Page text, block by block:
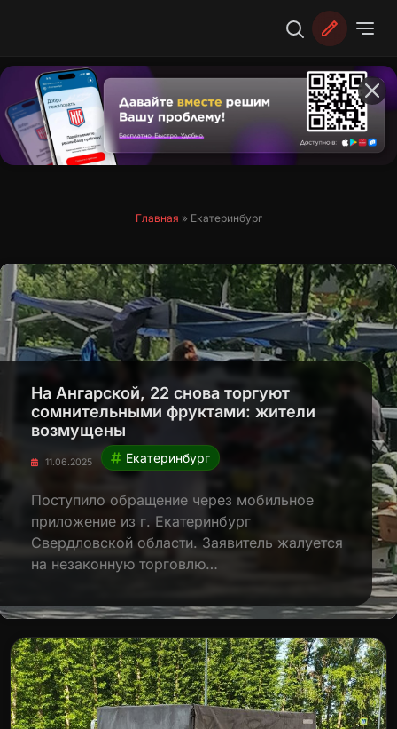
Главная » Екатеринбург
На Ангарской, 22 снова торгуют
сомнительными фруктами: жители
возмущены
11.06.2025 Екатеринбург
Поступило обращение через мобильное
приложение из г. Екатеринбург
Свердловской области. Заявитель жалуется
на незаконную торговлю…